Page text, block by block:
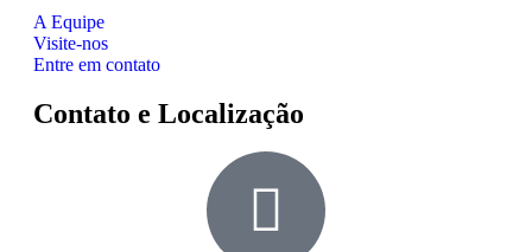
A Equipe
Visite-nos
Entre em contato
Contato e Localização